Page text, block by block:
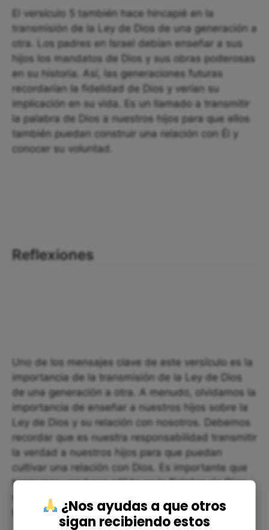
El versículo 5 también hace hincapié en la
transmisión de la Ley de Dios de una generación a
otra. Los padres en Israel debían enseñar a sus
hijos los mandatos de Dios y sus obras poderosas
en su historia. Así, las generaciones futuras
recordarían la fidelidad de Dios y verían su
implicación en su vida. Es un llamado a transmitir
la palabra de Dios a nuestros hijos para que ellos
también puedan construir una relación con Él y
conocer su voluntad.
Reflexiones
Uno de los mensajes clave de este versículo es la
importancia de la transmisión de la Ley de Dios
de una generación a otra. A menudo, olvidamos la
importancia de enseñar a nuestros hijos sobre la
Ley de Dios y su relación con nosotros. Debemos
recordar que es nuestra responsabilidad transmitir
la verdad a nuestros hijos para que puedan
cultivar una relación con Dios. Es importante que
tengamos una base sólida en la Palabra de Dios
nosotros mismos para poder enseñarla a nuestros
¿Nos ayudas a que otros
sigan recibiendo estos